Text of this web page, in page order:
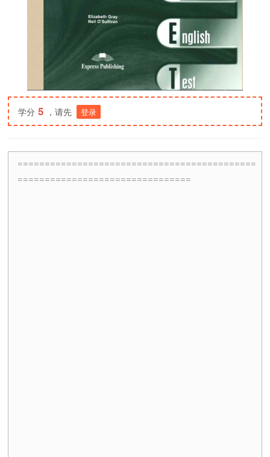
学分 5 ，请先 登录
============================================
================================